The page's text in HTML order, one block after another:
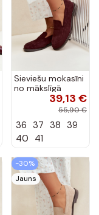
Sieviešu mokasīni
no mākslīgā
zamša, bordo
krāsā Laisie
39,13 €
55,90 €
36 37 38 39
40 41
-30%
Jauns